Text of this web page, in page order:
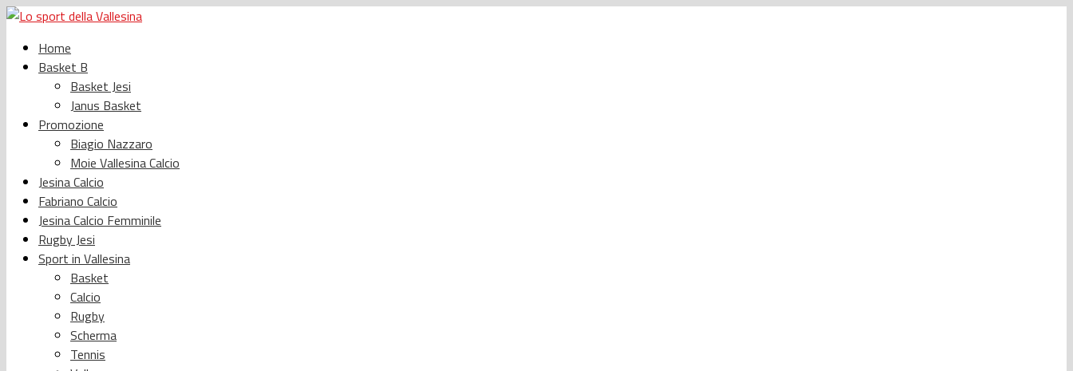
Home
Basket B
Basket Jesi
Janus Basket
Promozione
Biagio Nazzaro
Moie Vallesina Calcio
Jesina Calcio
Fabriano Calcio
Jesina Calcio Femminile
Rugby Jesi
Sport in Vallesina
Basket
Calcio
Rugby
Scherma
Tennis